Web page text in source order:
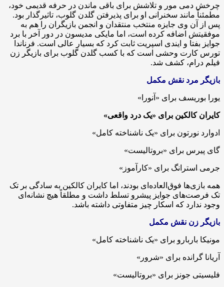
چرخش دمی مور و تلاشش برای باقی ماندن در حرفه قدیمی خود،
مطمئناً مانند سخنرانی او برای پذیرفتن گلدن گلوب، تاثیرگذار بود.
پس از آن وی جایزه منتخب منتقدان و انجمن بازیگران را هم به
موفقیتش اضافه کرده است، اما مایکی مدیسون در دور آخر با برد
جوایز بفتا و ایندی اسپریت ثابت کرد که بسیار عالی است. فرناندا
تورس کارت وحشی است که با کسب گلدن گلوب برای بازیگر زن
فیلم درام، کشف شد.
بازیگر مرد نقش مکمل
یورا بوریسف برای «آنورا»
کایران کالکین برای «یک درد واقعی»
ادوارد نورتون برای «یک ناشناخته کامل»
گای پیرس برای «بروتالیست»
جرمی استرانگ برای «کارآموز»
همه بازی‌ها فوق‌العاده‌ای بودند، اما کایران کالکین به سادگی بر تک
تک فرصت‌های جوایز پیشرو تسلط داشت و مطلقاً هیچ نشانه‌ای
وجود ندارد که اسکار چیز متفاوتی داشته باشد.
بازیگر زن نقش مکمل
مونیکا باربارو برای «یک ناشناخته کامل»
آریانا گرانده برای «شرور»
فلیسیتی جونز برای «بروتالیست»